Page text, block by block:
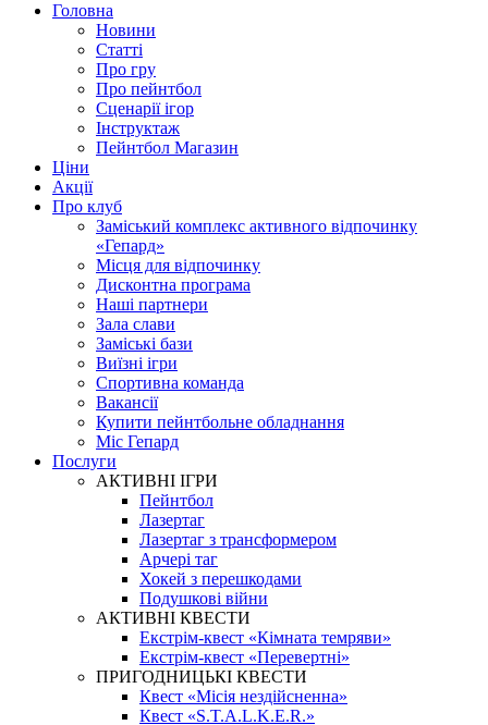
Головна
Новини
Статті
Про гру
Про пейнтбол
Сценарії ігор
Інструктаж
Пейнтбол Магазин
Ціни
Акції
Про клуб
Заміський комплекс активного відпочинку
«Гепард»
Місця для відпочинку
Дисконтна програма
Наші партнери
Зала слави
Заміські бази
Виїзні ігри
Спортивна команда
Вакансії
Купити пейнтбольне обладнання
Міс Гепард
Послуги
АКТИВНІ ІГРИ
Пейнтбол
Лазертаг
Лазертаг з трансформером
Арчері таг
Хокей з перешкодами
Подушкові війни
АКТИВНІ КВЕСТИ
Екстрім-квест «Кімната темряви»
Екстрім-квест «Перевертні»
ПРИГОДНИЦЬКІ КВЕСТИ
Квест «Місія нездійсненна»
Квест «S.T.A.L.K.E.R.»